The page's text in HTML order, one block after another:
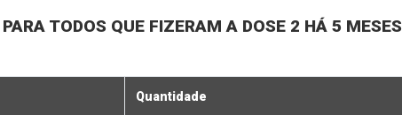
TODOS QUE FIZERAM A DOSE 2 HÁ 5 MESES
Quantidade